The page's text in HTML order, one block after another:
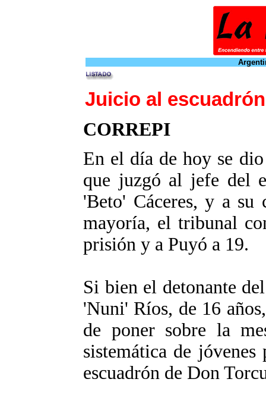
Juicio al
CORREPI
En el día de hoy se
que juzgó al jefe del
'Beto' Cáceres, y a su
mayoría, el tribunal
prisión y a Puyó a 19.
Si bien el detonante
'Nuni' Ríos, de 16
de poner sobre la
sistemática de
escuadrón de Don